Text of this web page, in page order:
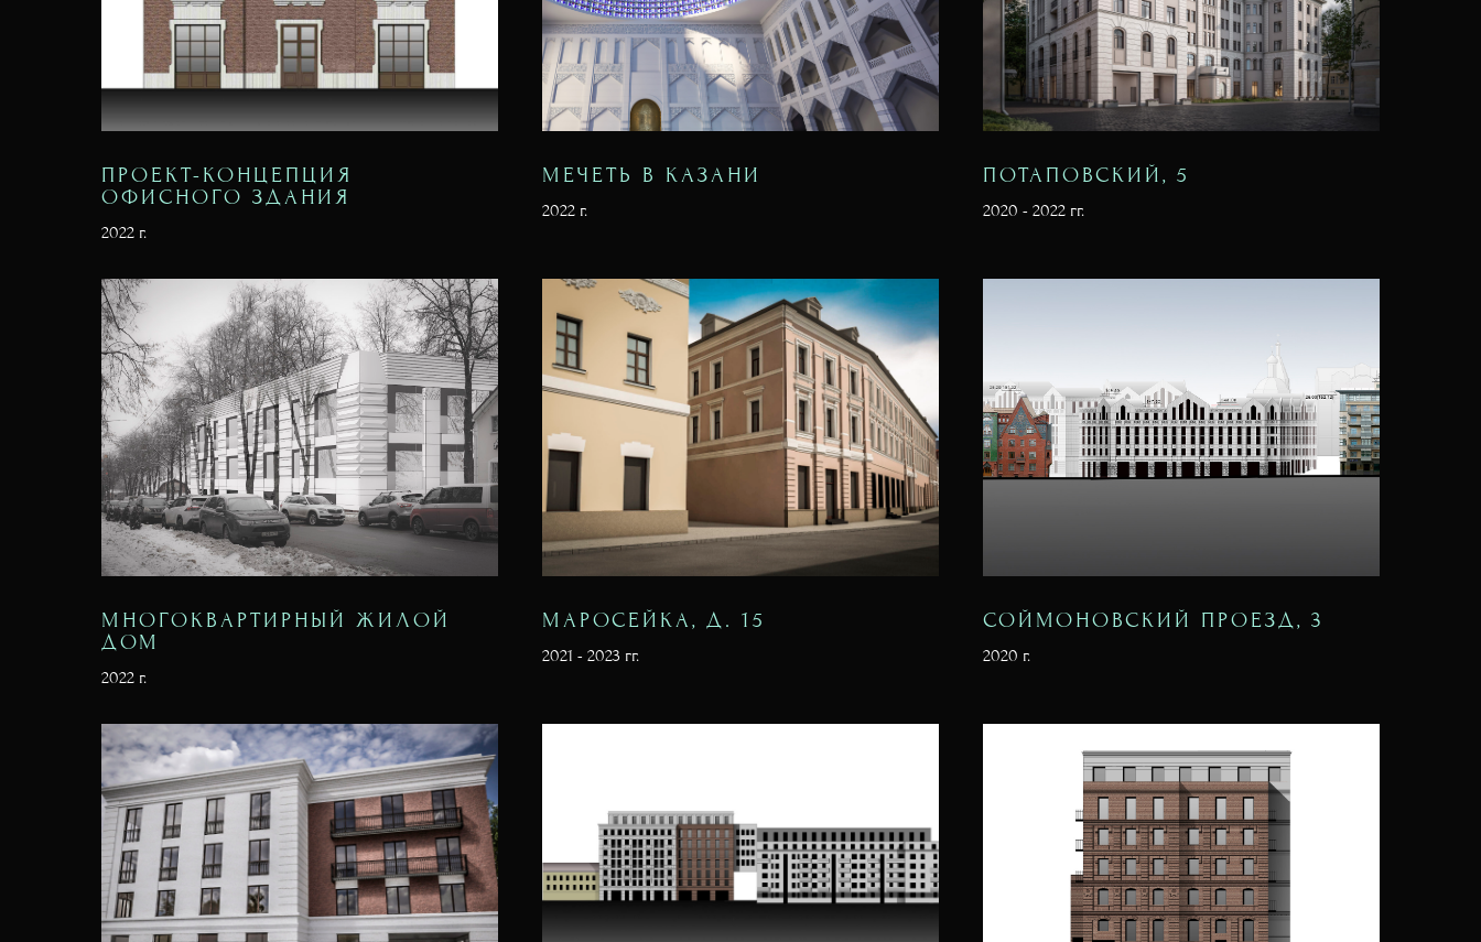
ПРОЕКТ-КОНЦЕПЦИЯ
ОФИСНОГО ЗДАНИЯ
2022 г.
МЕЧЕТЬ В КАЗАНИ
2022 г.
ПОТАПОВСКИЙ, 5
2020 - 2022 гг.
МНОГОКВАРТИРНЫЙ ЖИЛОЙ
ДОМ
2022 г.
МАРОСЕЙКА, Д. 15
2021 - 2023 гг.
СОЙМОНОВСКИЙ ПРОЕЗД, 3
2020 г.